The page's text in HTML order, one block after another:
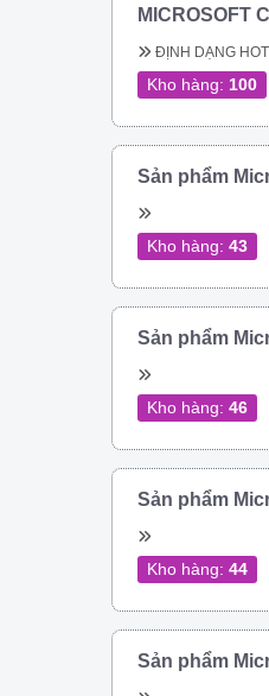
MICROSOFT
ĐỊNH DẠNG
Kho hàng: 100
Sản phẩm
Kho hàng: 43
Sản phẩm
Kho hàng: 46
Sản phẩm
Kho hàng: 44
Sản phẩm